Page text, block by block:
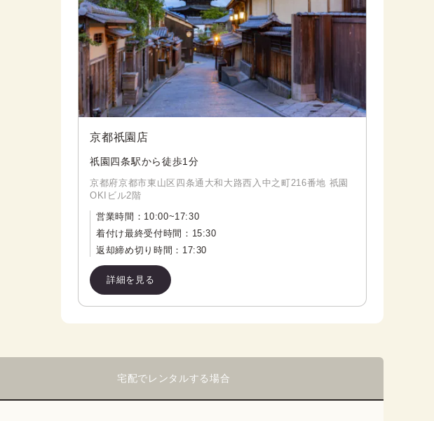
京都祇園店
祇園四条駅から徒歩1分
京都府京都市東山区四条通大和大路西入中之町216番地 祇園
OKIビル2階
営業時間： 10:00~17:30
着付け最終受付時間： 15:30
返却締め切り時間： 17:30
詳細を見る
宅配でレンタルする場合